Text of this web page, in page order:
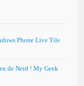
Live Tile
My Geek